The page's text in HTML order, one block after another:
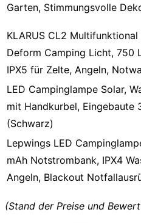
Garten, Stimmungsvolle
KLARUS CL2
Deform Camping Licht, 750
IPX5 für Zelte, Angeln,
LED Campinglampe Solar,
mit Handkurbel, Eingebaute
(Schwarz)
Lepwings LED
mAh Notstrombank, IPX4
Angeln, Blackout
(Stand der Preise und